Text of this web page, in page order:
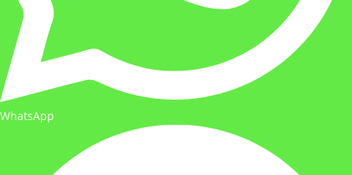
WhatsApp